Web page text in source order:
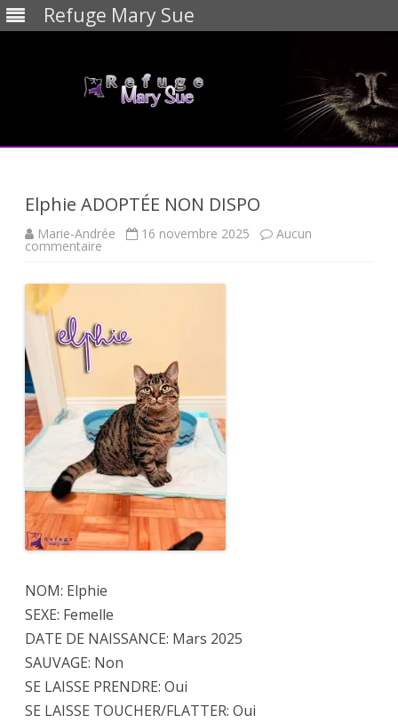
Refuge Mary Sue
Elphie ADOPTÉE NON DISPO
Marie-Andrée 16 novembre 2025 Aucun
commentaire
NON
NOM: Elphie
SEXE: Femelle
DATE DE NAISSANCE: Mars 2025
SAUVAGE: Non
SE LAISSE PRENDRE: Oui
SE LAISSE TOUCHER/FLATTER: Oui